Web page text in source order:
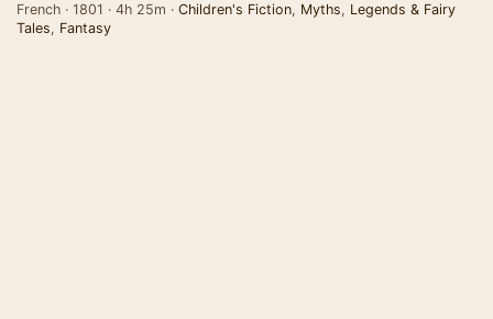
French · 1801 · 4h 25m · Children's Fiction, Myths, Legends & Fairy
Tales, Fantasy